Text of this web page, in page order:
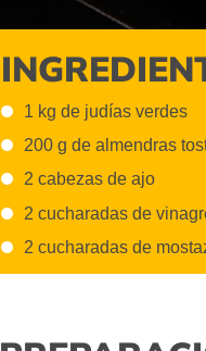
1 kg de judías verdes
200 g de almendras
2 cabezas de ajo
2 cucharadas de
2 cucharadas de